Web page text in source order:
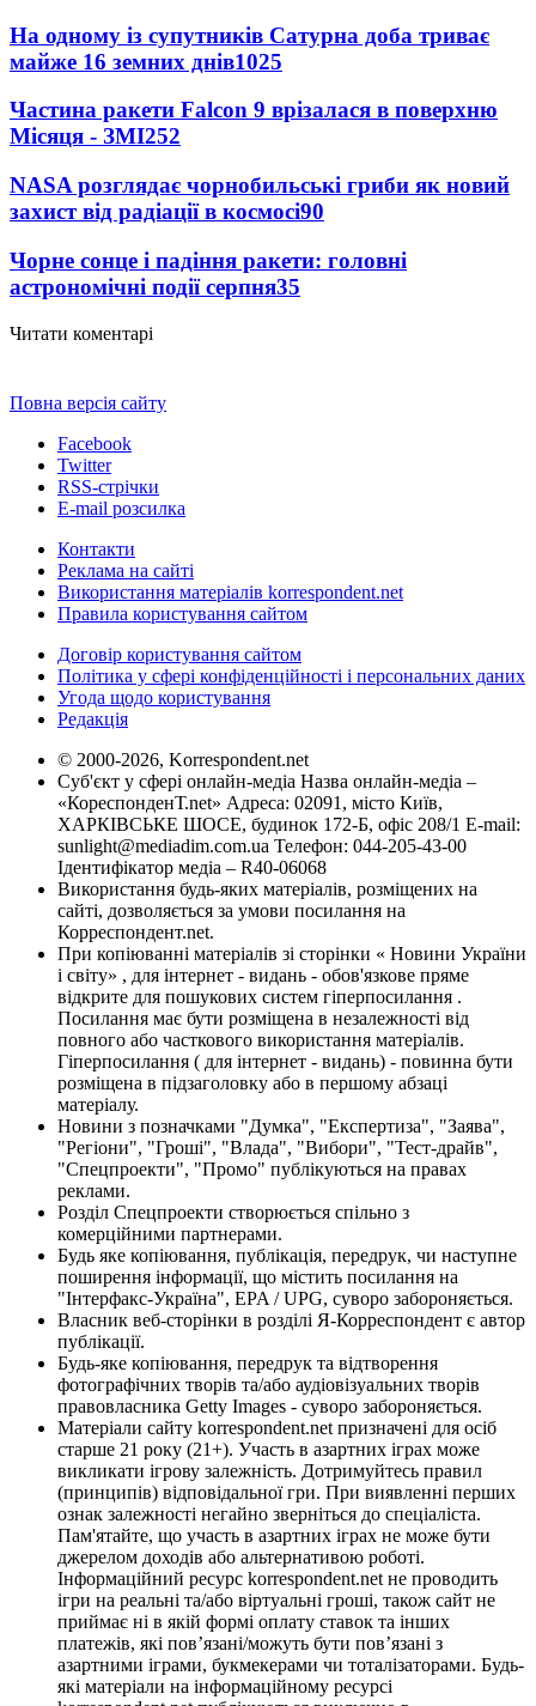
На одному із супутників Сатурна доба триває
майже 16 земних днів1025
Частина ракети Falcon 9 врізалася в поверхню
Місяця - ЗМІ252
NASA розглядає чорнобильські гриби як новий
захист від радіації в космосі90
Чорне сонце і падіння ракети: головні
астрономічні події серпня35
Читати коментарі
Повна версія сайту
Facebook
Twitter
RSS-стрічки
E-mail розсилка
Контакти
Реклама на сайті
Використання матеріалів korrespondent.net
Правила користування сайтом
Договір користування сайтом
Політика у сфері конфіденційності і персональних даних
Угода щодо користування
Редакція
© 2000-2026, Korrespondent.net
Суб'єкт у сфері онлайн-медіа Назва онлайн-медіа –
«КореспонденТ.net» Адреса: 02091, місто Київ,
ХАРКІВСЬКЕ ШОСЕ, будинок 172-Б, офіс 208/1 E-mail:
sunlight@mediadim.com.ua Телефон: 044-205-43-00
Ідентифікатор медіа – R40-06068
Використання будь-яких матеріалів, розміщених на
сайті, дозволяється за умови посилання на
Корреспондент.net.
При копіюванні матеріалів зі сторінки « Новини України
і світу» , для інтернет - видань - обов'язкове пряме
відкрите для пошукових систем гіперпосилання .
Посилання має бути розміщена в незалежності від
повного або часткового використання матеріалів.
Гіперпосилання ( для інтернет - видань) - повинна бути
розміщена в підзаголовку або в першому абзаці
матеріалу.
Новини з позначками "Думка", "Експертиза", "Заява",
"Регіони", "Гроші", "Влада", "Вибори", "Тест-драйв",
"Спецпроекти", "Промо" публікуються на правах
реклами.
Розділ Спецпроекти створюється спільно з
комерційними партнерами.
Будь яке копіювання, публікація, передрук, чи наступне
поширення інформації, що містить посилання на
"Інтерфакс-Україна", EPA / UPG, суворо забороняється.
Власник веб-сторінки в розділі Я-Корреспондент є автор
публікації.
Будь-яке копіювання, передрук та відтворення
фотографічних творів та/або аудіовізуальних творів
правовласника Getty Images - суворо забороняється.
Матеріали сайту korrespondent.net призначені для осіб
старше 21 року (21+). Участь в азартних іграх може
викликати ігрову залежність. Дотримуйтесь правил
(принципів) відповідальної гри. При виявленні перших
ознак залежності негайно зверніться до спеціаліста.
Пам'ятайте, що участь в азартних іграх не може бути
джерелом доходів або альтернативою роботі.
Інформаційний ресурс korrespondent.net не проводить
ігри на реальні та/або віртуальні гроші, також сайт не
приймає ні в якій формі оплату ставок та інших
платежів, які пов’язані/можуть бути пов’язані з
азартними іграми, букмекерами чи тоталізаторами. Будь-
які матеріали на інформаційному ресурсі